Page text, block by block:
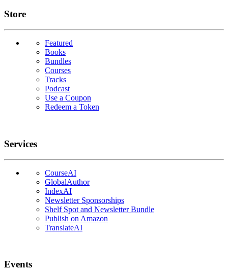
Links
Store
Featured
Books
Bundles
Courses
Tracks
Podcast
Use a Coupon
Redeem a Token
Services
CourseAI
GlobalAuthor
IndexAI
Newsletter Sponsorships
Shelf Spot and Newsletter Bundle
Publish on Amazon
TranslateAI
Events